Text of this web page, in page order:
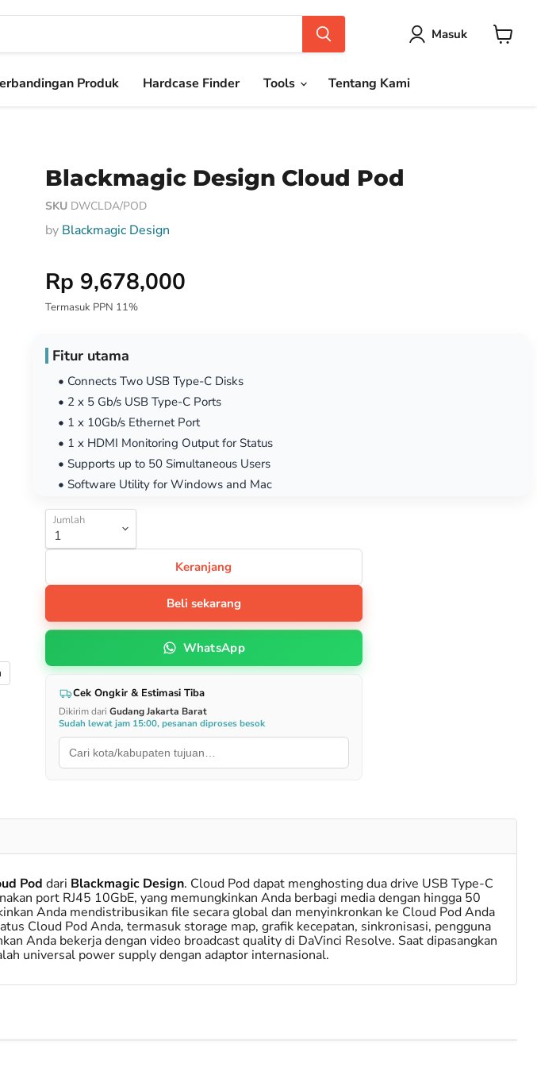
Masuk
Produk Hardcase Finder Tools Tentang Kami
Blackmagic Design Cloud Pod
SKU DWCLDA/POD
by Blackmagic Design
Harga Special
Rp 9,678,000
Termasuk PPN 11%
Fitur utama
• Connects Two USB Type-C Disks
• 2 x 5 Gb/s USB Type-C Ports
• 1 x 10Gb/s Ethernet Port
• 1 x HDMI Monitoring Output for Status
• Supports up to 50 Simultaneous Users
• Software Utility for Windows and Mac
Jumlah
Keranjang
Beli sekarang
WhatsApp
Cek Ongkir & Estimasi Tiba
Dikirim dari Gudang Jakarta Barat
Sudah lewat jam 15:00, pesanan diproses besok
Pod dari Blackmagic Design. Cloud Pod dapat menghosting dua drive USB Type-C
port RJ45 10GbE, yang memungkinkan Anda berbagi media dengan hingga 50
Anda mendistribusikan file secara global dan menyinkronkan ke Cloud Pod Anda
Cloud Pod Anda, termasuk storage map, grafik kecepatan, sinkronisasi, pengguna
Anda bekerja dengan video broadcast quality di DaVinci Resolve. Saat dipasangkan
universal power supply dengan adaptor internasional.